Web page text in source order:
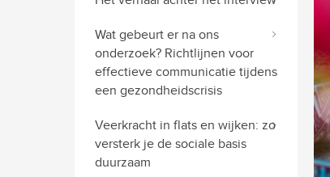
Wat gebeurt er na ons
onderzoek? Richtlijnen voor
effectieve communicatie tijdens
een gezondheidscrisis
Veerkracht in flats en wijken: zo
versterk je de sociale basis
duurzaam